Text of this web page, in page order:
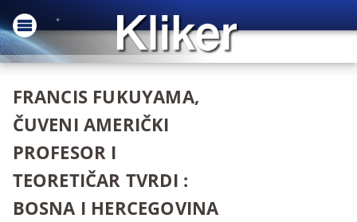
FRANCIS FUKUYAMA,
ČUVENI AMERIČKI
PROFESOR I
TEORETIČAR TVRDI :
BOSNA I HERCEGOVINA